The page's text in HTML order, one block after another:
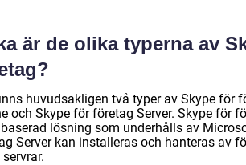
är de olika typerna av
huvudsakligen två typer av Skype för
och Skype för företag Server. Skype för
lösning som underhålls av
Server kan installeras och hanteras av